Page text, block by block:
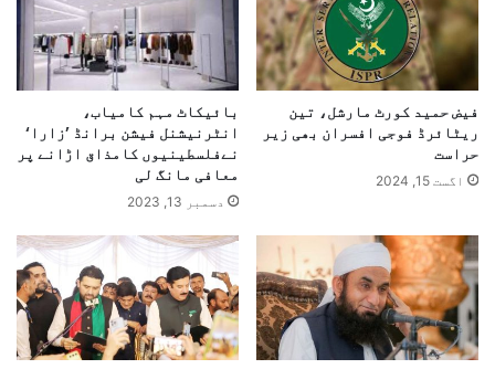
فیض حمید کورٹ مارشل، تین
ریٹائرڈ فوجی افسران بھی زیر
حراست
اگست 15, 2024
بائیکاٹ مہم کامیاب،
انٹرنیشنل فیشن برانڈ ’زارا‘
نےفلسطینیوں کامذاق اڑانے پر
معافی مانگ لی
دسمبر 13, 2023